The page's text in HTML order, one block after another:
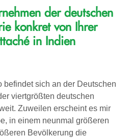
der deutschen
konkret von Ihrer
in Indien
befindet sich an der Deutschen
viertgrößten deutschen
Zuweilen erscheint es mir
in einem neunmal größeren
Bevölkerung die